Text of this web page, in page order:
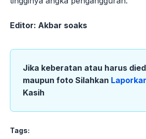
Editor: Akbar soaks
Jika keberatan atau harus
maupun foto Silahkan
Kasih
Tags: